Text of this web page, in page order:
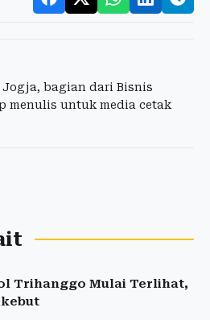
bagian dari Bisnis
menulis untuk media cetak
Trihanggo Mulai Terlihat,